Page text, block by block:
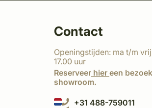
Contact
Openingstijden: ma t/m
17.00 uur
Reserveer hier een
showroom.
+31 488-759011